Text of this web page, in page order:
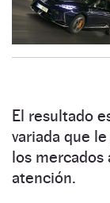
El resultado
variada que
los mercados
atención.